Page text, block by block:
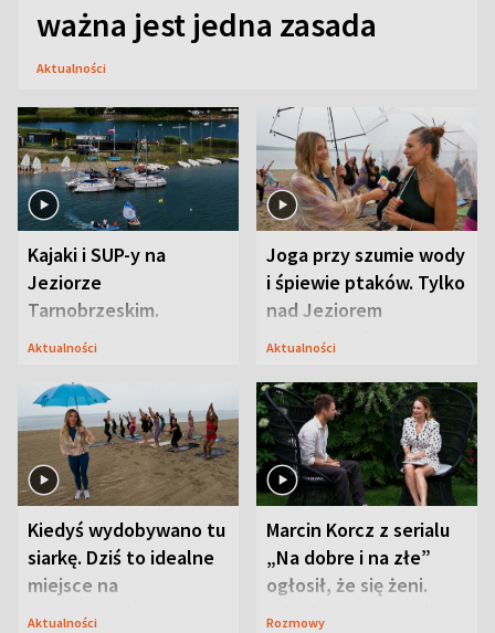
ważna jest jedna zasada
Aktualności
Kajaki i SUP-y na
Jeziorze
Tarnobrzeskim.
Przyrodnicy zwracają
Aktualności
Joga przy szumie wody
i śpiewie ptaków. Tylko
nad Jeziorem
Tarnobrzeskim
Aktualności
Kiedyś wydobywano tu
siarkę. Dziś to idealne
miejsce na
wypoczynek
Aktualności
Marcin Korcz z serialu
„Na dobre i na złe”
ogłosił, że się żeni.
Zdradził, co zmienił
Rozmowy